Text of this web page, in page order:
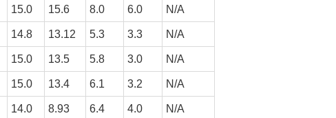
15.0 15.6 8.0 6.0 N/A
14.8 13.12 5.3 3.3 N/A
15.0 13.5 5.8 3.0 N/A
15.0 13.4 6.1 3.2 N/A
14.0 8.93 6.4 4.0 N/A